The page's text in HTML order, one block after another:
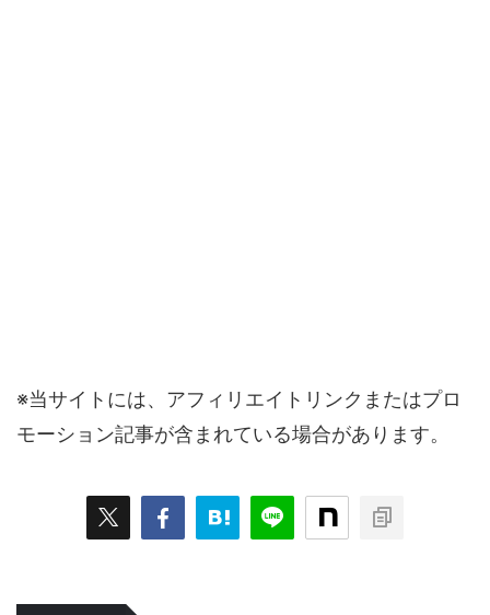
※当サイトには、アフィリエイトリンクまたはプロ
モーション記事が含まれている場合があります。